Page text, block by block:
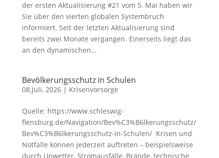
der ersten Aktualisierung #21 vom 5. Mai haben wir
Sie über den vierten globalen Systembruch
informiert. Seit der letzten Aktualisierung sind
bereits zwei Monate vergangen. Einerseits liegt das
an den dynamischen...
Bevölkerungsschutz in Schulen
08.Juli, 2026| Krisenvorsorge
Quelle: https://www.schleswig-
flensburg.de/Navigation/Bev%C3%B6lkerungsschutz/
Bev%C3%B6lkerungsschutz-in-Schulen/ Krisen und
Notfälle können jederzeit auftreten – beispielsweise
durch Unwetter, Stromausfälle, Brände, technische